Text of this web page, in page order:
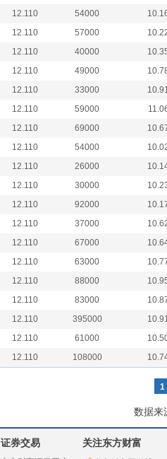
12.110 54000
12.110 57000
12.110 40000
12.110 49000
12.110 33000
12.110 59000
12.110 69000
12.110 54000
12.110 26000
12.110 30000
12.110 92000
12.110 37000
12.110 67000
12.110 63000
12.110 88000
12.110 83000
12.110 395000
12.110 61000
12.110 108000
1
数据来
证券交易 关注东方财富